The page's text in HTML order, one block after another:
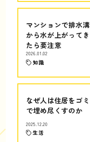
マンションで排水溝
から水が上がってき
たら要注意
2026.01.02
知識
なぜ人は住居をゴミ
で埋め尽くすのか
2025.12.20
生活